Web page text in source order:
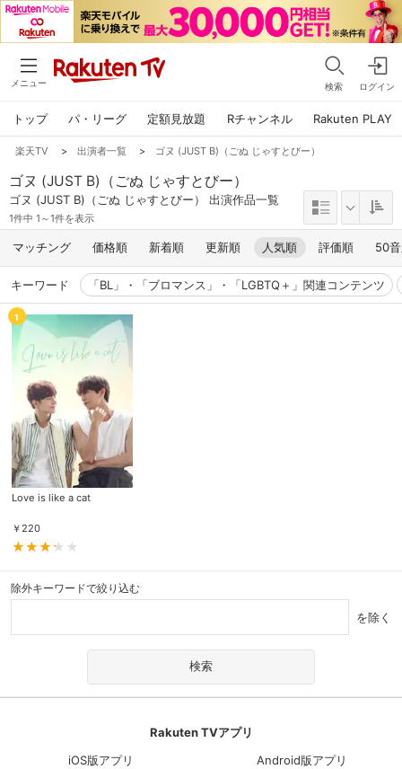
メニュー 検索 ログイン
トップ パ・リーグ 定額見放題 Rチャンネル Rakuten PLAY
楽天TV > 出演者一覧 > ゴヌ (JUST B)（ごぬ じゃすとびー）
ゴヌ (JUST B)（ごぬ じゃすとびー）
ゴヌ (JUST B)（ごぬ じゃすとびー） 出演作品一覧
1件中 1～1件を表示
マッチング 価格順 新着順 更新順 人気順 評価順 50
キーワード 「BL」・「ブロマンス」・「LGBTQ＋」関連コンテンツ
1
Love is like a cat
￥ 220
除外キーワードで絞り込む
を除く
Rakuten TVアプリ
iOS版アプリ
Android版アプリ